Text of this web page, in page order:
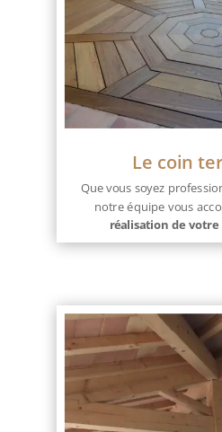
Le coin
Que vous soyez
notre équipe vous
réalisation de votre